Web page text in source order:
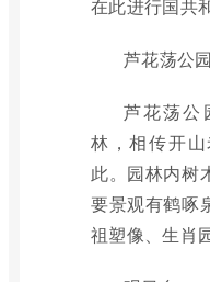
在此进行国共
芦花荡公园
芦花荡公
林，相传开
此。园林内树
要景观有鹤啄
祖塑像、生肖